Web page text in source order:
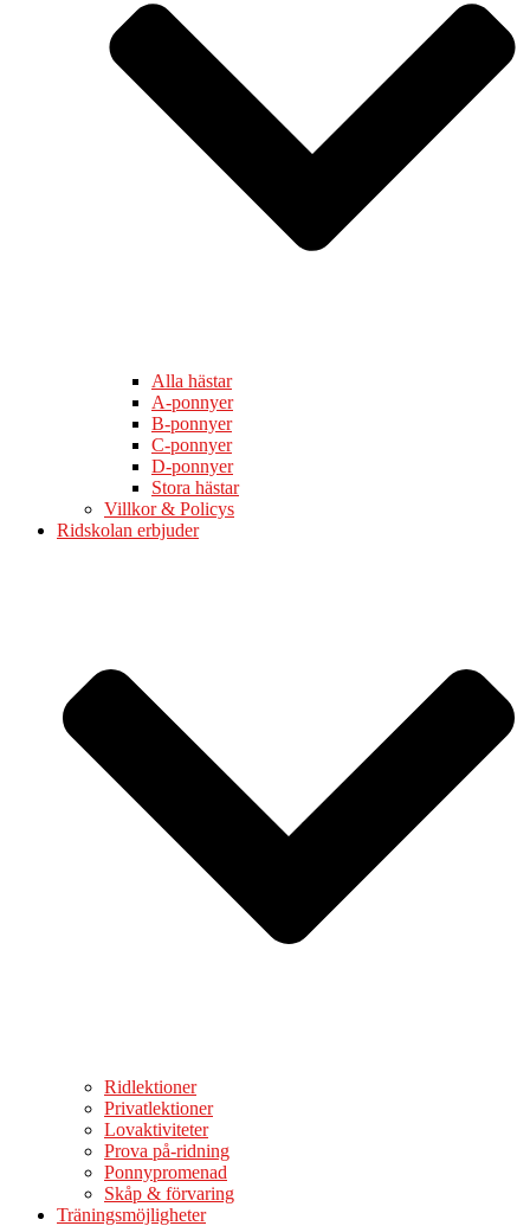
Alla hästar
A-ponnyer
B-ponnyer
C-ponnyer
D-ponnyer
Stora hästar
Villkor & Policys
Ridskolan erbjuder
Ridlektioner
Privatlektioner
Lovaktiviteter
Prova på-ridning
Ponnypromenad
Skåp & förvaring
Träningsmöjligheter